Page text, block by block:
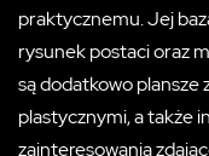
praktycznemu. Jej
rysunek postaci oraz
są dodatkowo plansze
plastycznymi, a także
zainteresowania